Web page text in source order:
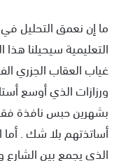
ما إن نعمق التحليل
التعليمية سيحيلنا
غياب العقاب الجزري
ورزازات الذي أوسع
بشهرين حبس نافذة
أساتذتهم بلا شك .
الذي يجمع بين